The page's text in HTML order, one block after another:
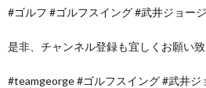
#ゴルフ #ゴルフスイング #武井ジョー
是非、チャンネル登録も宜しくお願い致
#teamgeorge #ゴルフスイング #武井ジ